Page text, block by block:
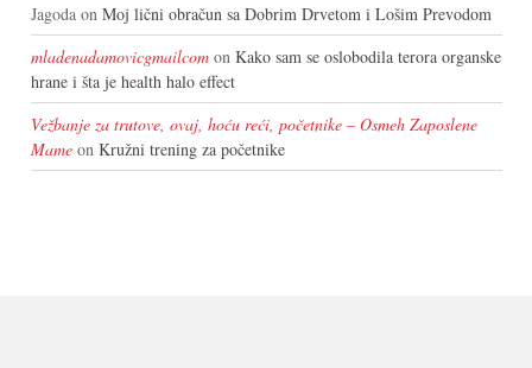
Jagoda on Moj lični obračun sa Dobrim Drvetom i Lošim Prevodom
mladenadamovicgmailcom on Kako sam se oslobodila terora organske
hrane i šta je health halo effect
Vežbanje za trutove, ovaj, hoću reći, početnike – Osmeh Zaposlene
Mame on Kružni trening za početnike